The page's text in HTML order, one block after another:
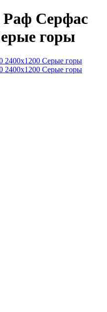
Раф Серфас
горы